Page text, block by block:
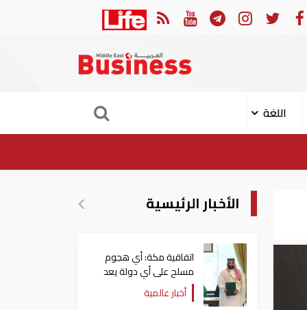
البيان الكامل لتوقيع اتفاقية الدفاع المشترك بين السعودية وتركيا وباكستان
اللغة
الأخبار الرئيسية
اتفاقية مكة: أي هجوم
مسلح على أي دولة يعد
هجوما على الدول الثلاث
جميعا
أخبار عالمية